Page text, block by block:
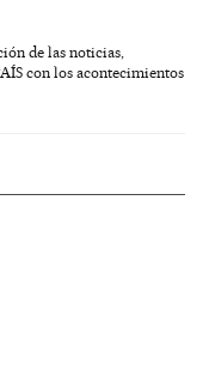
de las noticias,
con los acontecimientos